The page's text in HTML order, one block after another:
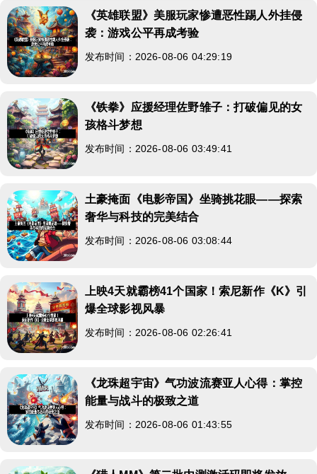
《英雄联盟》美服玩家惨遭恶性踢人外挂侵
袭：游戏公平再成考验
发布时间：2026-08-06 04:29:19
《铁拳》应援经理佐野雏子：打破偏见的女
孩格斗梦想
发布时间：2026-08-06 03:49:41
土豪掩面《电影帝国》坐骑挑花眼——探索
奢华与科技的完美结合
发布时间：2026-08-06 03:08:44
上映4天就霸榜41个国家！索尼新作《K》引
爆全球影视风暴
发布时间：2026-08-06 02:26:41
《龙珠超宇宙》气功波流赛亚人心得：掌控
能量与战斗的极致之道
发布时间：2026-08-06 01:43:55